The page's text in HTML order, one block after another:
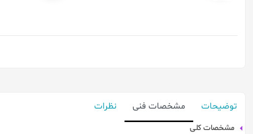
توضیحات مشخصات فنی نظرات
مشخصات کلی